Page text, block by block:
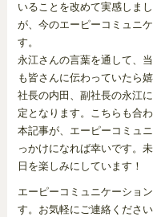
いることを改めて実感しま
が、今のエーピーコミュニ
す。
永江さんの言葉を通して、
も皆さんに伝わっていたら嬉
社長の内田、副社長の永江
定となります。こちらも合
本記事が、エーピーコミュ
っかけになれば幸いです。
日を楽しみにしています！
エーピーコミュニケーショ
す。お気軽にご連絡ください